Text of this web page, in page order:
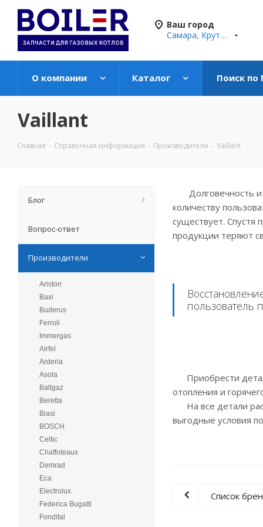
Ваш город
Самара, Крутые Ключи
О компании Каталог Поиск по
Vaillant
Главная - Справочная информация - Производители - Vaillant
Долговечность и
количеству
существует. Спустя
продукции теряют
пользователь
Приобрести
отопления и
На все детали
выгодные условия
Список
Блог
Вопрос-ответ
Производители
Ariston
Baxi
Buderus
Ferroli
Immergas
Airfel
Arderia
Asota
Baltgaz
Beretta
Biasi
BOSCH
Celtic
Chaffoteaux
Demrad
Eca
Electrolux
Federica Bugatti
Fondital